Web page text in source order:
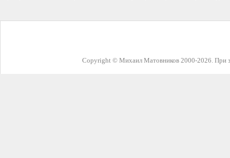
Copyright © Михаил Матовников 2000-2026. При